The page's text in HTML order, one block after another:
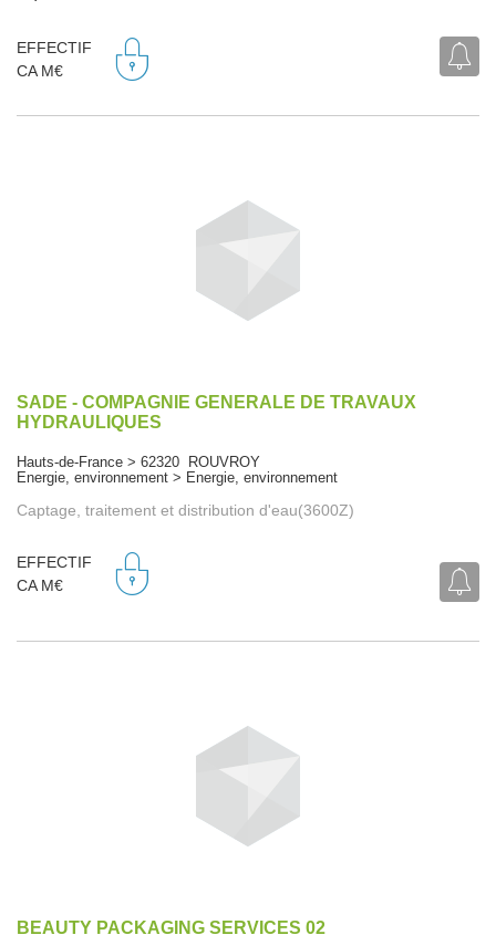
EFFECTIF
CA M€
SADE - COMPAGNIE GENERALE DE TRAVAUX
HYDRAULIQUES
Hauts-de-France > 62320 ROUVROY
Energie, environnement > Energie, environnement
Captage, traitement et distribution d'eau(3600Z)
EFFECTIF
CA M€
BEAUTY PACKAGING SERVICES 02